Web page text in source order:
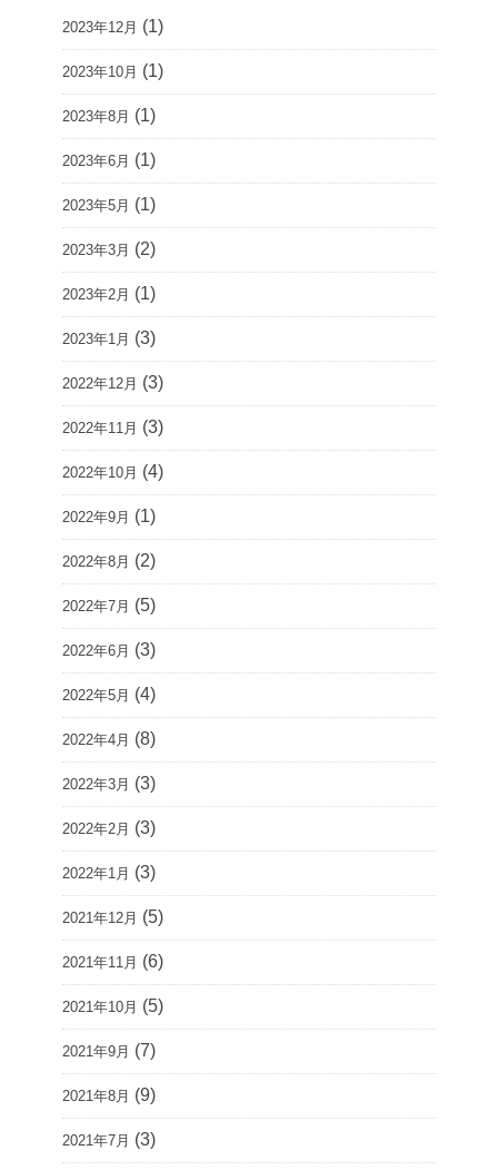
2023年12月 (1)
2023年10月 (1)
2023年8月 (1)
2023年6月 (1)
2023年5月 (1)
2023年3月 (2)
2023年2月 (1)
2023年1月 (3)
2022年12月 (3)
2022年11月 (3)
2022年10月 (4)
2022年9月 (1)
2022年8月 (2)
2022年7月 (5)
2022年6月 (3)
2022年5月 (4)
2022年4月 (8)
2022年3月 (3)
2022年2月 (3)
2022年1月 (3)
2021年12月 (5)
2021年11月 (6)
2021年10月 (5)
2021年9月 (7)
2021年8月 (9)
2021年7月 (3)